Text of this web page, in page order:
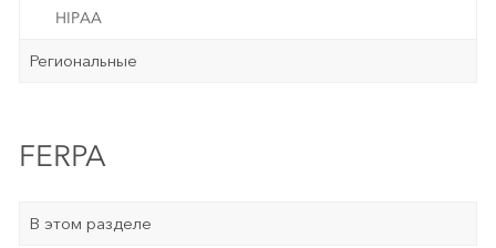
HIPAA
Региональные
FERPA
В этом разделе